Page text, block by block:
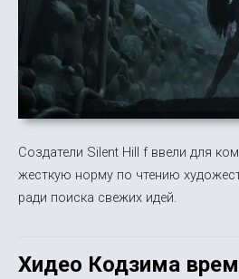
Создатели Silent Hill f ввели для
жесткую норму по чтению
ради поиска свежих идей.
Хидео Кодзима